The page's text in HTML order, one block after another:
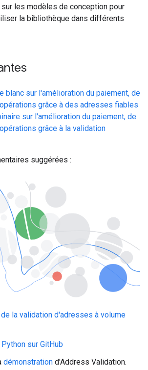
les modèles de conception pour
la bibliothèque dans différents
blanc sur l'amélioration du paiement, de
grâce à des adresses fiables
sur l'amélioration du paiement, de
grâce à la validation
suggérées :
la validation d'adresses à volume
sur GitHub
démonstration d'Address Validation.